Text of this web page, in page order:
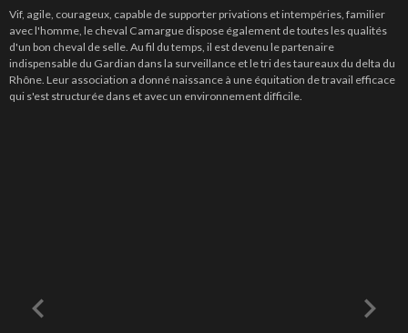
Vif, agile, courageux, capable de supporter privations et intempéries, familier
avec l'homme, le cheval Camargue dispose également de toutes les qualités
d'un bon cheval de selle. Au fil du temps, il est devenu le partenaire
indispensable du Gardian dans la surveillance et le tri des taureaux du delta du
Rhône. Leur association a donné naissance à une équitation de travail efficace
qui s'est structurée dans et avec un environnement difficile.